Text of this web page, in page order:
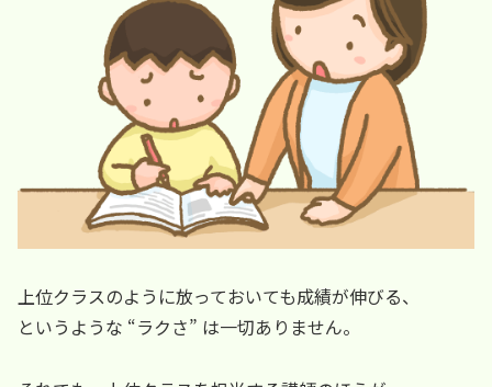
上位クラスのように放っておいても成績が伸びる、
というような “ラクさ” は一切ありません。